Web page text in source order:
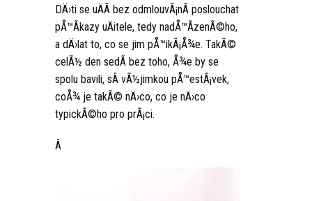
DÄ›ti se uÄÃ­ bez odmlouvÃ¡nÃ­ poslouchat
pÅ™Ã­kazy uÄitele, tedy nadÅ™Ã­zenÃ©ho,
a dÄ›lat to, co se jim pÅ™ikÃ¡Å¾e. TakÃ©
celÃ½ den sedÃ­ bez toho, Å¾e by se
spolu bavili, sÂ vÃ½jimkou pÅ™estÃ¡vek,
coÅ¾ je takÃ© nÄ›co, co je nÄ›co
typickÃ©ho pro prÃ¡ci.
Â